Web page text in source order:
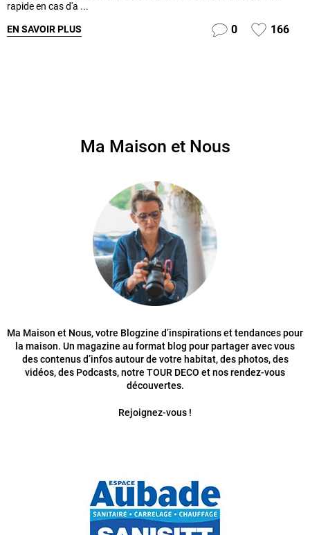
rapide en cas d'a ...
EN SAVOIR PLUS 0 166
Ma Maison et Nous
Ma Maison et Nous, votre Blogzine d’inspirations et tendances pour
la maison. Un magazine au format blog pour partager avec vous
des contenus d’infos autour de votre habitat, des photos, des
vidéos, des Podcasts, notre TOUR DECO et nos rendez-vous
découvertes.
Rejoignez-vous !